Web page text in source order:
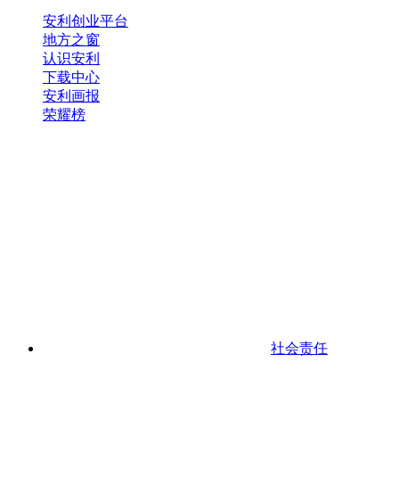
安利创业平台
地方之窗
认识安利
下载中心
安利画报
荣耀榜
社会责任